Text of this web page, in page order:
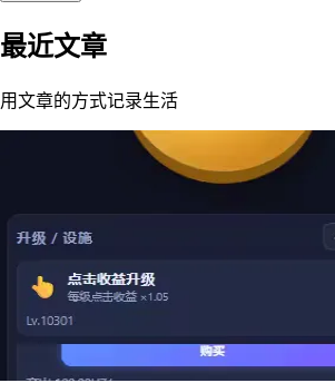
最近文章
用文章的方式记录生活